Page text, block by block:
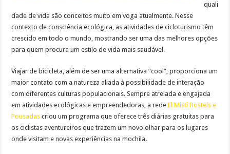
quali
dade de vida são conceitos muito em voga atualmente. Nesse
contexto de consciência ecológica, as atividades de cicloturismo têm
crescido em todo o mundo, mostrando ser uma das melhores opções
para quem procura um estilo de vida mais saudável.
Viajar de bicicleta, além de ser uma alternativa “cool”, proporciona um
maior contato com a natureza aliada à possibilidade de interação
com diferentes culturas populacionais. Sempre atrelada e engajada
em atividades ecológicas e empreendedoras, a redeEl Misti Hostels e
Pousadas criou um programa que oferece três diárias gratuitas para
os ciclistas aventureiros que trazem um novo olhar para os lugares
onde visitam e novas experiências na mochila.